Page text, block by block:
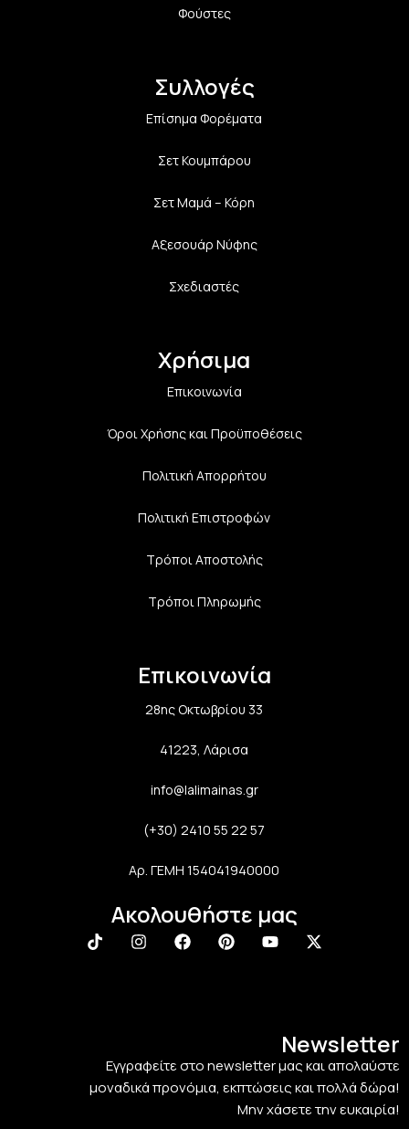
Φούστες
Συλλογές
Επίσημα Φορέματα
Σετ Κουμπάρου
Σετ Μαμά – Κόρη
Αξεσουάρ Νύφης
Σχεδιαστές
Χρήσιμα
Επικοινωνία
Όροι Χρήσης και Προϋποθέσεις
Πολιτική Aπορρήτου
Πολιτική Επιστροφών
Τρόποι Αποστολής
Τρόποι Πληρωμής
Επικοινωνία
28ης Οκτωβρίου 33
41223, Λάρισα
info@lalimainas.gr
(+30) 2410 55 22 57
Αρ. ΓΕΜΗ 154041940000
Ακολουθήστε μας
Newsletter
Εγγραφείτε στο newsletter μας και απολαύστε
μοναδικά προνόμια, εκπτώσεις και πολλά δώρα!
Μην χάσετε την ευκαιρία!